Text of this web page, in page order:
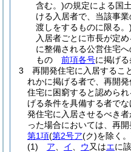
含む。)の規定による国
ける入居者で、当該事
渡しをするものに限る。)
入居者ごとに市長が定
に整備される公営住宅
もの 前項各号に掲げ
3
再開発住宅に入居するこ
れかに掲げる者で、再開発
住宅に困窮すると認められ
げる条件を具備する者でな
発住宅に入居させるべき
った場合においては、再
第1項(第2号ア(ク)を除く
(1)
ア イ ウ 又はエに